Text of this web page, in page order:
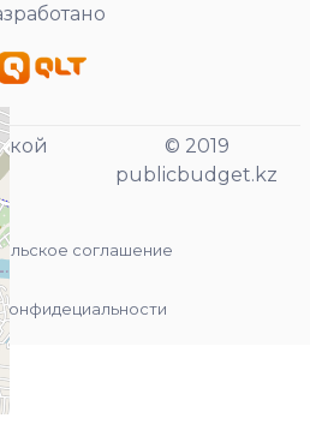
© 2019
publicbudget.kz
соглашение